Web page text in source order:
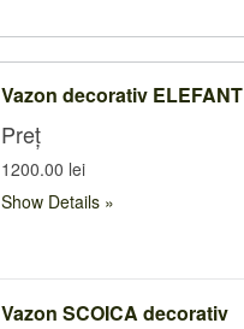
Vazon decorativ ELEFANT
Preț
1200.00 lei
Show Details
Vazon SCOICA decorativ